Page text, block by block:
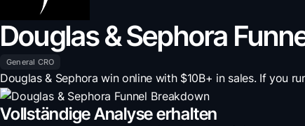
Douglas & Sephora
General CRO
Douglas & Sephora win online with $10B+ in sales. If you
Vollständige Analyse erhalten